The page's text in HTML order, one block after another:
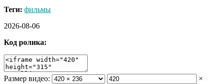
Теги: фильмы
2026-08-06
Код ролика:
Размер видео:
×